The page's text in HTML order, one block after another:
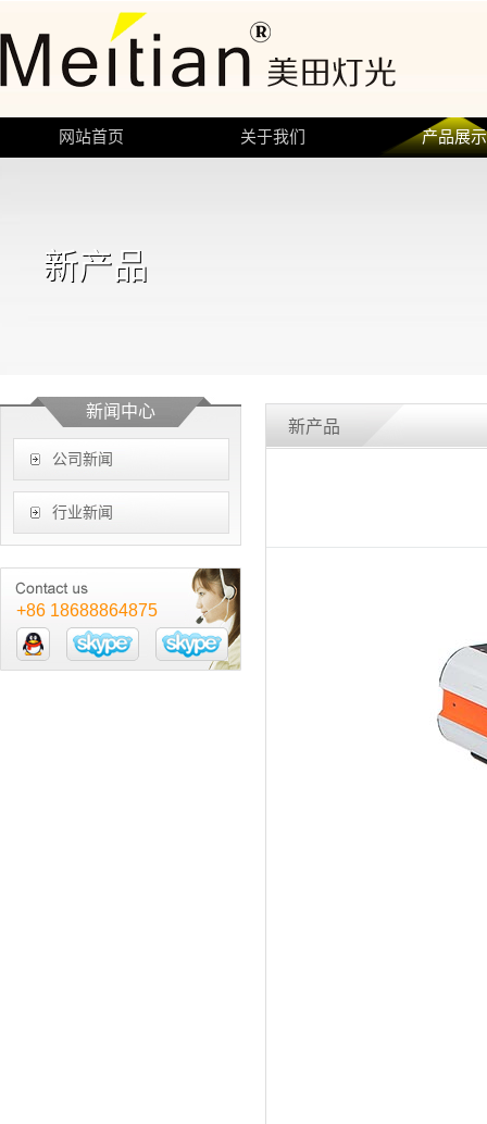
网站首页 关于我们 产品展示
新产品
新闻中心
公司新闻
行业新闻
+86 18688864875
新产品